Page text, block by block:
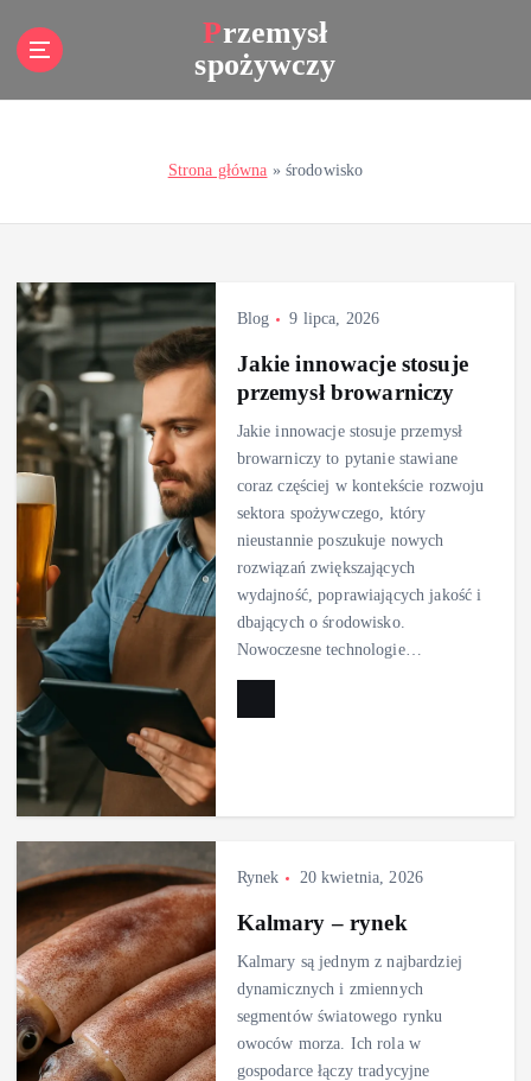
Przemysł
spożywczy
Strona główna » środowisko
Blog 9 lipca, 2026
Jakie innowacje stosuje
przemysł browarniczy
Jakie innowacje stosuje przemysł
browarniczy to pytanie stawiane
coraz częściej w kontekście rozwoju
sektora spożywczego, który
nieustannie poszukuje nowych
rozwiązań zwiększających
wydajność, poprawiających jakość i
dbających o środowisko.
Nowoczesne technologie…
Rynek 20 kwietnia, 2026
Kalmary – rynek
Kalmary są jednym z najbardziej
dynamicznych i zmiennych
segmentów światowego rynku
owoców morza. Ich rola w
gospodarce łączy tradycyjne